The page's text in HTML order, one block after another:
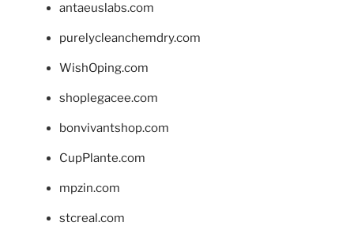
antaeuslabs.com
purelycleanchemdry.com
WishOping.com
shoplegacee.com
bonvivantshop.com
CupPlante.com
mpzin.com
stcreal.com